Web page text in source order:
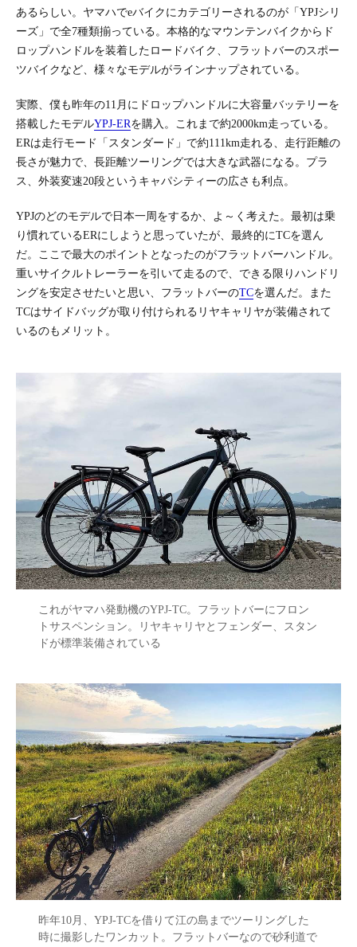
あるらしい。ヤマハでeバイクにカテゴリーされるのが「YPJシリ
ーズ」で全7種類揃っている。本格的なマウンテンバイクからド
ロップハンドルを装着したロードバイク、フラットバーのスポー
ツバイクなど、様々なモデルがラインナップされている。
実際、僕も昨年の11月にドロップハンドルに大容量バッテリーを
搭載したモデルYPJ-ERを購入。これまで約2000km走っている。
ERは走行モード「スタンダード」で約111km走れる、走行距離の
長さが魅力で、長距離ツーリングでは大きな武器になる。プラ
ス、外装変速20段というキャパシティーの広さも利点。
YPJのどのモデルで日本一周をするか、よ～く考えた。最初は乗
り慣れているERにしようと思っていたが、最終的にTCを選ん
だ。ここで最大のポイントとなったのがフラットバーハンドル。
重いサイクルトレーラーを引いて走るので、できる限りハンドリ
ングを安定させたいと思い、フラットバーのTCを選んだ。また
TCはサイドバッグが取り付けられるリヤキャリヤが装備されて
いるのもメリット。
これがヤマハ発動機のYPJ-TC。フラットバーにフロン
トサスペンション。リヤキャリヤとフェンダー、スタン
ドが標準装備されている
昨年10月、YPJ-TCを借りて江の島までツーリングした
時に撮影したワンカット。フラットバーなので砂利道で